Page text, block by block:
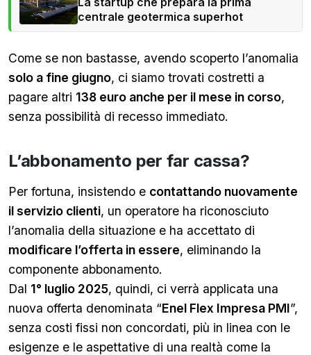
centrale geotermica superhot
Come se non bastasse, avendo scoperto l’anomalia
solo a fine giugno, ci siamo trovati costretti a
pagare altri 138 euro anche per il mese in corso,
senza possibilità di recesso immediato.
L’abbonamento per far cassa?
Per fortuna, insistendo e contattando nuovamente
il servizio clienti, un operatore ha riconosciuto
l’anomalia della situazione e ha accettato di
modificare l’offerta in essere, eliminando la
componente abbonamento.
Dal 1° luglio 2025, quindi, ci verrà applicata una
nuova offerta denominata “Enel Flex Impresa PMI”,
senza costi fissi non concordati, più in linea con le
esigenze e le aspettative di una realtà come la